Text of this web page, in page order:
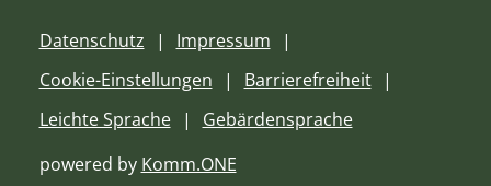
Datenschutz
Impressum
Cookie-Einstellungen
Barrierefreiheit
Leichte Sprache
Gebärdensprache
powered by Komm.ONE